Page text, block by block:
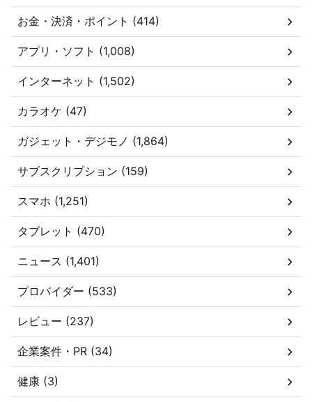
お金・決済・ポイント (414)
アプリ・ソフト (1,008)
インターネット (1,502)
カラオケ (47)
ガジェット・デジモノ (1,864)
サブスクリプション (159)
スマホ (1,251)
タブレット (470)
ニュース (1,401)
プロバイダー (533)
レビュー (237)
企業案件・PR (34)
健康 (3)